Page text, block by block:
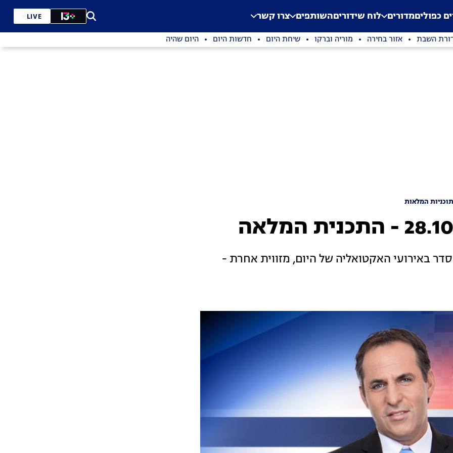
Application error: a
. כפוליםמדורים לוח שידוריםהשותפים צרו קשר LIVE
השבת אזור בחירה מוריה וברקו שיחת היום חדשות היום היום שהיה
המלאות
באירועי האקטואליה של היום, מזווית אחרת -